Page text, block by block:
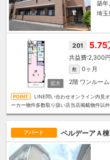
築
埼玉
201 5.75
2,300円
敷 0ヶ月
2階 ワンルー
LINE問い合わせオンライン内見
ーカー物件多数取り扱い店当店掲載物件以
アパート ベルデーアＡ棟